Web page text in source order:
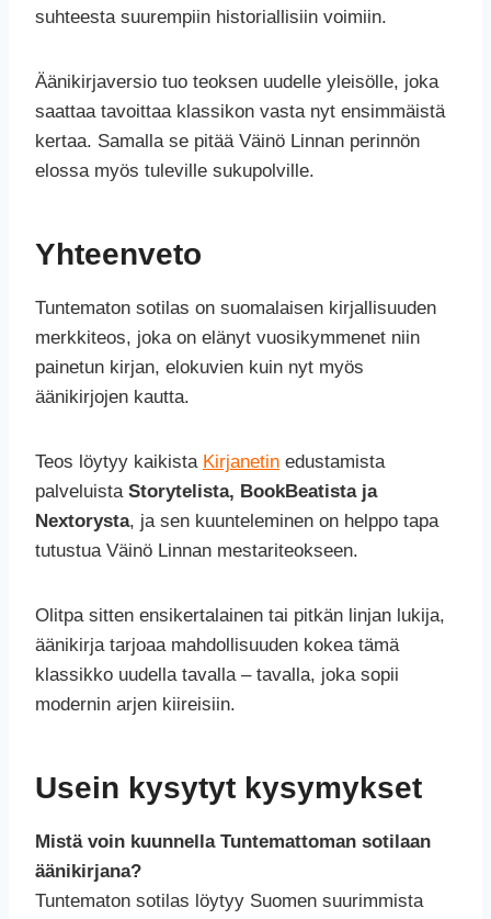
suhteesta suurempiin historiallisiin voimiin.
Äänikirjaversio tuo teoksen uudelle yleisölle, joka
saattaa tavoittaa klassikon vasta nyt ensimmäistä
kertaa. Samalla se pitää Väinö Linnan perinnön
elossa myös tuleville sukupolville.
Yhteenveto
Tuntematon sotilas on suomalaisen kirjallisuuden
merkkiteos, joka on elänyt vuosikymmenet niin
painetun kirjan, elokuvien kuin nyt myös
äänikirjojen kautta.
Teos löytyy kaikista Kirjanetin edustamista
palveluista Storytelista, BookBeatista ja
Nextorysta, ja sen kuunteleminen on helppo tapa
tutustua Väinö Linnan mestariteokseen.
Olitpa sitten ensikertalainen tai pitkän linjan lukija,
äänikirja tarjoaa mahdollisuuden kokea tämä
klassikko uudella tavalla – tavalla, joka sopii
modernin arjen kiireisiin.
Usein kysytyt kysymykset
Mistä voin kuunnella Tuntemattoman sotilaan
äänikirjana?
Tuntematon sotilas löytyy Suomen suurimmista